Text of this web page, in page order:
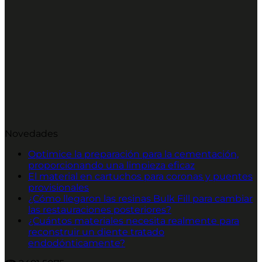
Novedades
Optimice la preparación para la cementación,
proporcionando una limpieza eficaz
El material en cartuchos para coronas y puentes
provisionales
¿Cómo llegaron las resinas Bulk Fill para cambiar
las restauraciones posteriores?
¿Cuántos materiales necesita realmente para
reconstruir un diente tratado
endodónticamente?